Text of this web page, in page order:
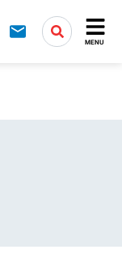
MENU